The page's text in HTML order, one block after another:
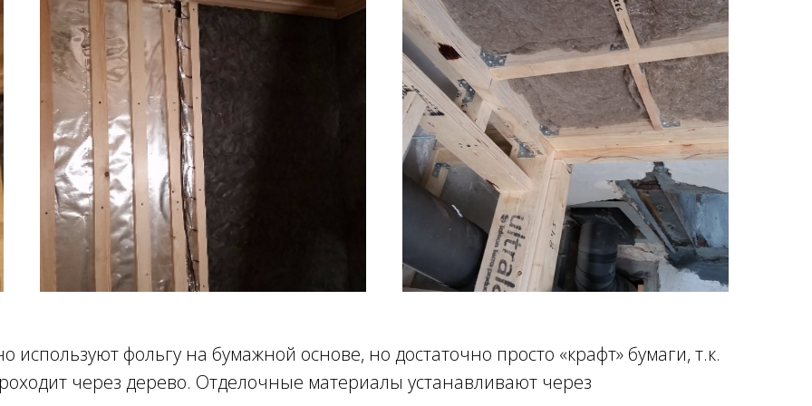
фольгу на бумажной основе, но достаточно просто «крафт» бумаги, т.к.
через дерево. Отделочные материалы устанавливают через